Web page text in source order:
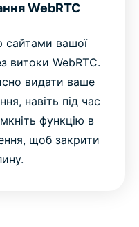
WebRTC
сайтами вашої
витоки WebRTC.
видати ваше
навіть під час
функцію в
щоб закрити